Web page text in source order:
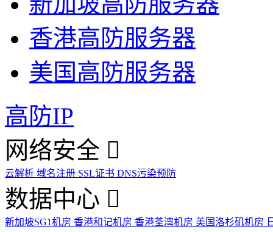
香港高防服务器
美国高防服务器
高防IP
网络安全
云解析 域名注册 SSL证书 DNS污染预防
数据中心
新加坡SG1机房 香港和记机房 香港荃湾机房 美国洛杉矶机房